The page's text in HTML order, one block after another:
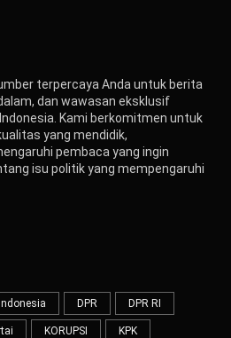
terpercaya Anda untuk berita
dan wawasan eksklusif
Kami berkomitmen untuk
yang mendidik,
pembaca yang ingin
isu politik yang mempengaruhi
DPR DPR RI
KORUPSI KPK